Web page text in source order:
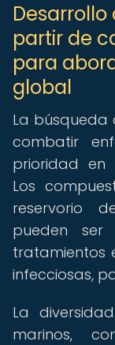
partir de
para
global
La búsqueda
combatir
prioridad en
Los
reservorio
pueden ser
tratamientos
infecciosas,
La
marinos,